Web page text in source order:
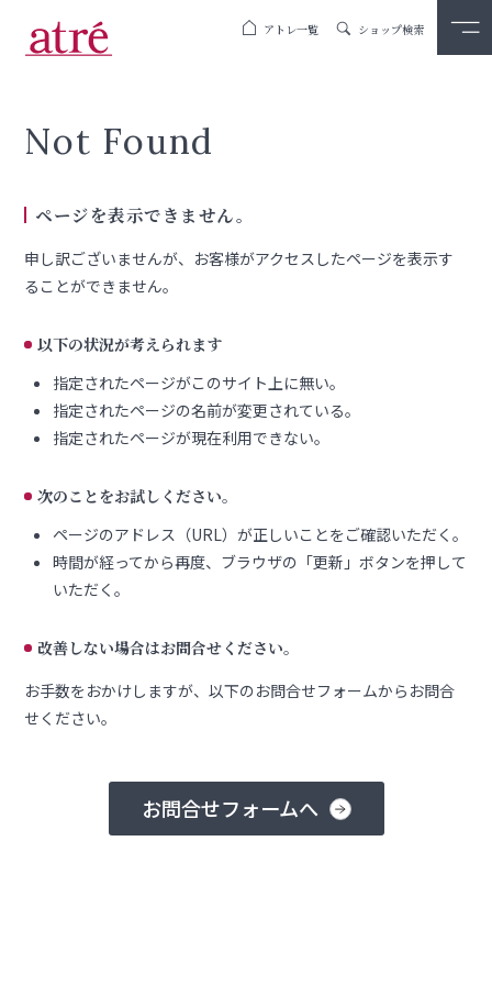
アトレ一覧 ショップ検索
Not Found
ページを表示できません。
申し訳ございませんが、お客様がアクセスしたページを表示す
ることができません。
以下の状況が考えられます
指定されたページがこのサイト上に無い。
指定されたページの名前が変更されている。
指定されたページが現在利用できない。
次のことをお試しください。
ページのアドレス（URL）が正しいことをご確認いただく。
時間が経ってから再度、ブラウザの「更新」ボタンを押して
いただく。
改善しない場合はお問合せください。
お手数をおかけしますが、以下のお問合せフォームからお問合
せください。
お問合せフォームへ